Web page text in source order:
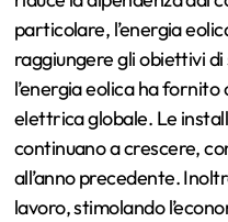
particolare, l’energia
raggiungere gli obiettivi
l’energia eolica ha fornito
elettrica globale. Le
continuano a crescere,
all’anno precedente.
lavoro, stimolando